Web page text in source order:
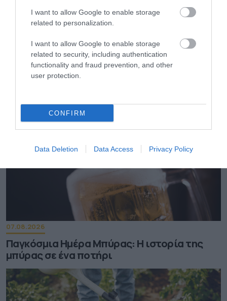
I want to allow Google to enable storage
related to personalization.
I want to allow Google to enable storage
related to security, including authentication
functionality and fraud prevention, and other
user protection.
CONFIRM
Data Deletion Data Access Privacy Policy
ΠΕΡΙΣΣΟΤΕΡA
07.08.2026
Παγκόσμια Ημέρα Μπύρας: Η ιστορία της
μπύρας σε ένα ποτήρι